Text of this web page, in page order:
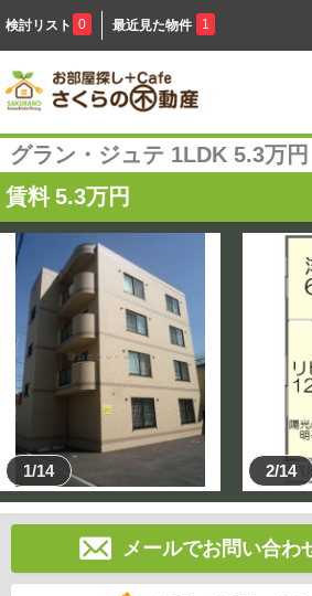
検討リスト 0 最近見た物件 1
グラン・ジュテ 1LDK 5.3万円
賃料 5.3万円
1/14 2/14
メールでお問い合わ